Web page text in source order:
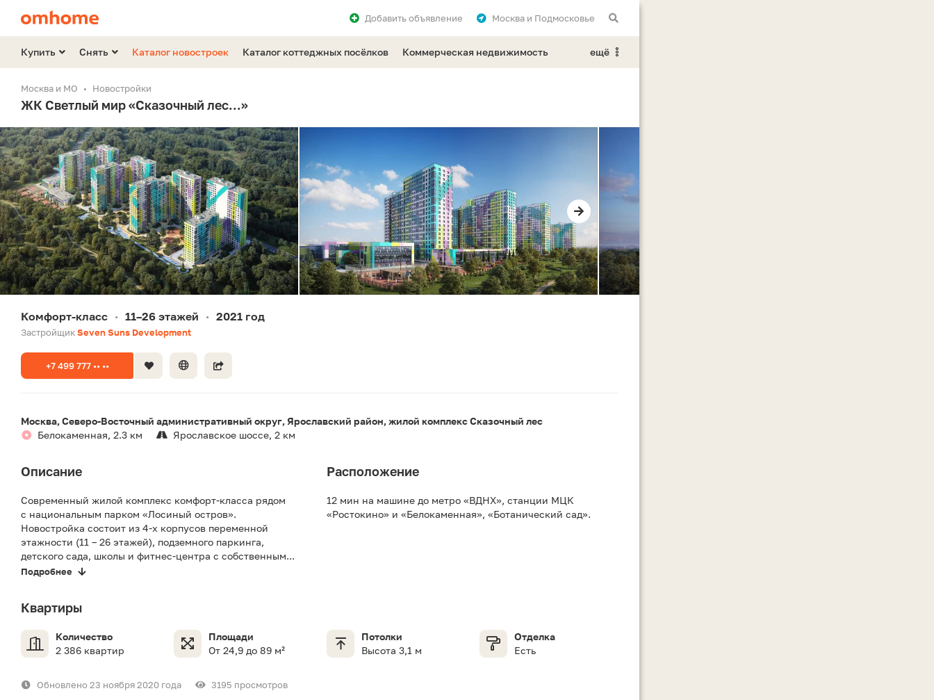
Москва и Подмосковье
Добавитьобъявление
Купить Снять Каталог новостроек Каталог коттеджных посёлков Коммерческая недвижимость ещё
Москва и МО Новостройки
ЖК Светлый мир «Сказочный лес...»
Комфорт-класс • 11–26 этажей • 2021 год
ЗастройщикSeven Suns Development
+7 499 777 •• ••
Москва, Северо-Восточный административный округ, Ярославский район, жилой комплекс Сказочный лес
Белокаменная, 2.3 км
Ярославское шоссе, 2 км
Описание
Современный жилой комплекс комфорт‐класса рядом
с национальным парком «Лосиный остров».
Новостройка состоит из 4-х корпусов переменной
этажности (11 – 26 этажей), подземного паркинга,
детского сада, школы и фитнес-центра с собственным...
Подробнее
Расположение
12 мин на машине до метро «ВДНХ», станции МЦК
«Ростокино» и «Белокаменная», «Ботанический сад».
Квартиры
Количество
2 386 квартир
Площади
От 24,9 до 89 м²
Потолки
Высота 3,1 м
Отделка
Есть
Обновлено 23 ноября 2020 года 3195 просмотров